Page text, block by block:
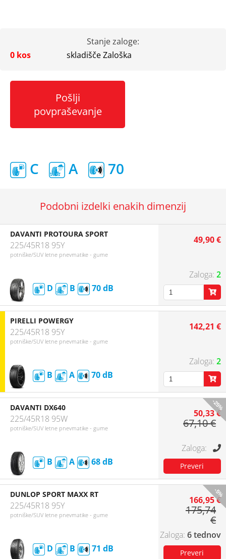
Stanje zaloge:
0 kos
skladišče Zaloška
Pošlji
povpraševanje
C A 70
Podobni izdelki enakih dimenzij
DAVANTI PROTOURA SPORT
225/45R18 95Y
potniške/SUV letne pnevmatike - gume
D B 70
49,90 €
2
PIRELLI POWERGY
225/45R18 95Y
potniške/SUV letne pnevmatike - gume
B A 70
142,21 €
2
-25%
DAVANTI DX640
225/45R18 95W
potniške/SUV letne pnevmatike - gume
B A 68
50,33 €
67,10 €
-5%
DUNLOP SPORT MAXX RT
225/45R18 95Y
potniške/SUV letne pnevmatike - gume
D B 71
166,95 €
175,74
€
6 tednov